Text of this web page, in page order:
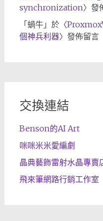
synchronization〉發
「 蝸牛」於〈
個神兵利器〉發佈留言
交換連結
Benson的AI Art
咪咪米米愛編劇
晶典藝飾雷射水晶專賣
飛來筆網路行銷工作室